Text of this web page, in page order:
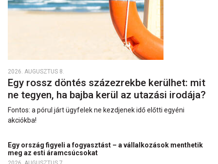
2026. AUGUSZTUS 8.
Egy rossz döntés százezrekbe kerülhet: mit
ne tegyen, ha bajba kerül az utazási irodája?
Fontos: a pórul járt ügyfelek ne kezdjenek idő előtti egyéni
akciókba!
Egy ország figyeli a fogyasztást – a vállalkozások menthetik
meg az esti áramcsúcsokat